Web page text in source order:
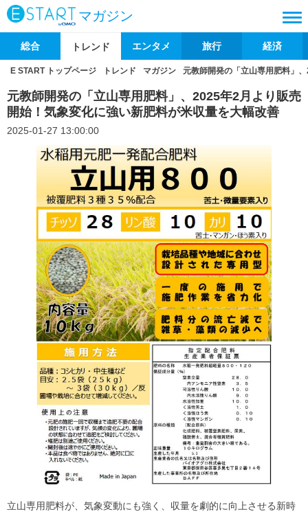
マガジン
総合 トレンド エンタメ 旅行 経済
E START トップページ トレンド マガジン 元教師開発の「立山専用肥料」
元教師開発の「立山専用肥料」、2025年2月より販売
開始！気象変化に強い新肥料が米収量を大幅改善
2025-01-27 13:00:00
立山専用肥料が、気象変動にも強く、収量を劇的に向上させる新時